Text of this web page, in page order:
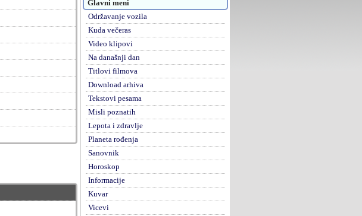
Glavni meni
Održavanje vozila
Kuda večeras
Video klipovi
Na današnji dan
Titlovi filmova
Download arhiva
Tekstovi pesama
Misli poznatih
Lepota i zdravlje
Planeta rođenja
Sanovnik
Horoskop
Informacije
Kuvar
Vicevi